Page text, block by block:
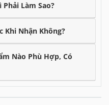
Làm Sao?
Khi Nhận Không?
Nào Phù Hợp, Có